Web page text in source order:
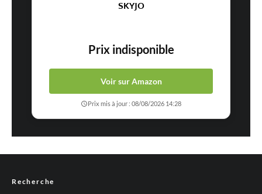
SKYJO
Prix indisponible
Voir sur Amazon
Prix mis à jour : 08/08/2026 14:28
Recherche